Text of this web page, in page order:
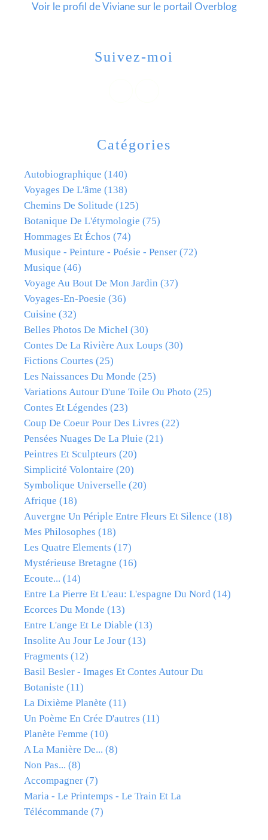
Catégories
Autobiographique (140)
Voyages De L'âme (138)
Chemins De Solitude (125)
Botanique De L'étymologie (75)
Hommages Et Échos (74)
Musique - Peinture - Poésie - Penser (72)
Musique (46)
Voyage Au Bout De Mon Jardin (37)
Voyages-En-Poesie (36)
Cuisine (32)
Belles Photos De Michel (30)
Contes De La Rivière Aux Loups (30)
Fictions Courtes (25)
Les Naissances Du Monde (25)
Variations Autour D'une Toile Ou Photo (25)
Contes Et Légendes (23)
Coup De Coeur Pour Des Livres (22)
Pensées Nuages De La Pluie (21)
Peintres Et Sculpteurs (20)
Simplicité Volontaire (20)
Symbolique Universelle (20)
Afrique (18)
Auvergne Un Périple Entre Fleurs Et Silence (18)
Mes Philosophes (18)
Les Quatre Elements (17)
Mystérieuse Bretagne (16)
Ecoute... (14)
Entre La Pierre Et L'eau: L'espagne Du Nord (14)
Ecorces Du Monde (13)
Entre L'ange Et Le Diable (13)
Insolite Au Jour Le Jour (13)
Fragments (12)
Basil Besler - Images Et Contes Autour Du
Botaniste (11)
La Dixième Planète (11)
Un Poème En Crée D'autres (11)
Planète Femme (10)
A La Manière De... (8)
Non Pas... (8)
Accompagner (7)
Maria - Le Printemps - Le Train Et La
Télécommande (7)
Voir le profil deVivianesur le portail Overblog
Suivez-moi